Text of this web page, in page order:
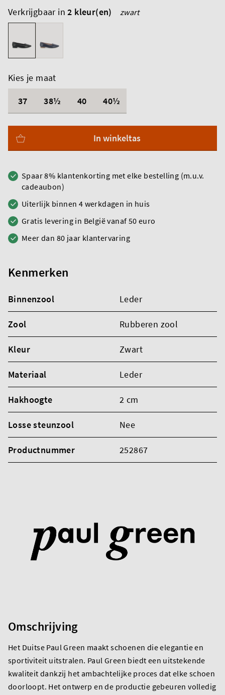
Verkrijgbaar in2 kleur(en) zwart
Kies je maat
37
38½ 40 40½
In winkeltas
Spaar 8% klantenkorting met elke bestelling (m.u.v.
cadeaubon)
Uiterlijk binnen 4 werkdagen in huis
Gratis levering in België vanaf 50 euro
Meer dan 80 jaar klantervaring
Kenmerken
Binnenzool Leder
Zool Rubberen zool
Kleur Zwart
Materiaal Leder
Hakhoogte 2 cm
Losse steunzool Nee
Productnummer 252867
Omschrijving
Het Duitse Paul Green maakt schoenen die elegantie en
sportiviteit uitstralen. Paul Green biedt een uitstekende
kwaliteit dankzij het ambachtelijke proces dat elke schoen
doorloopt. Het ontwerp en de productie gebeuren volledig